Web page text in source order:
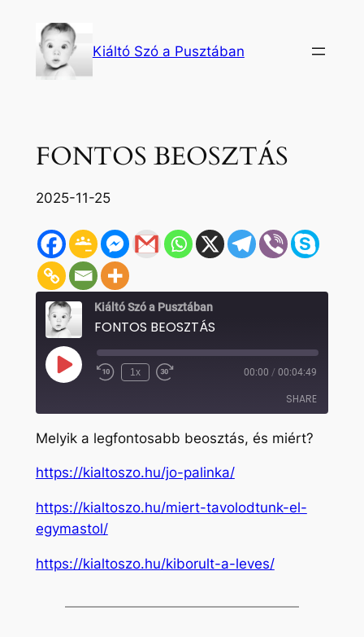
tartalomhoz
Kiáltó Szó a Pusztában
FONTOS BEOSZTÁS
2025-11-25
Kiáltó Szó a Pusztában
FONTOS BEOSZTÁS
Play
Episode Rewind
1x
Fast
seconds
00:00 / 00:04:49
SHARE
SHARE
LINK
EMBED
Melyik a legfontosabb beosztás, és miért?
https://kialtoszo.hu/jo-palinka/
https://kialtoszo.hu/miert-tavolodtunk-el-
egymastol/
https://kialtoszo.hu/kiborult-a-leves/